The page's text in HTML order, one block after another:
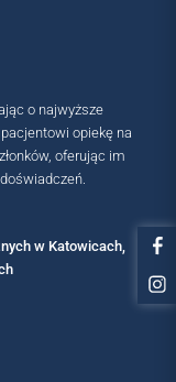
o najwyższe
opiekę na
oferując im
w Katowicach,